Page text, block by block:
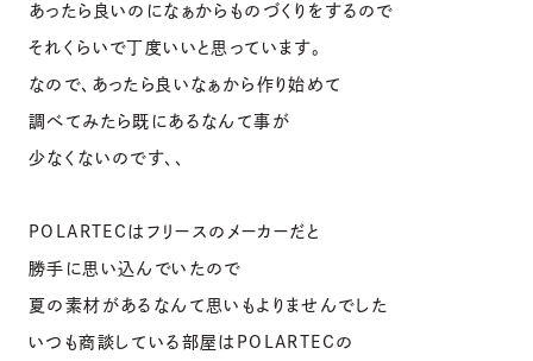
あったら良いのになぁからものづくりをするので
それくらいで丁度いいと思っています。
なので、あったら良いなぁから作り始めて
調べてみたら既にあるなんて事が
少なくないのです、、
POLARTECはフリースのメーカーだと
勝手に思い込んでいたので
夏の素材があるなんて思いもよりませんでした
いつも商談している部屋はPOLARTECの